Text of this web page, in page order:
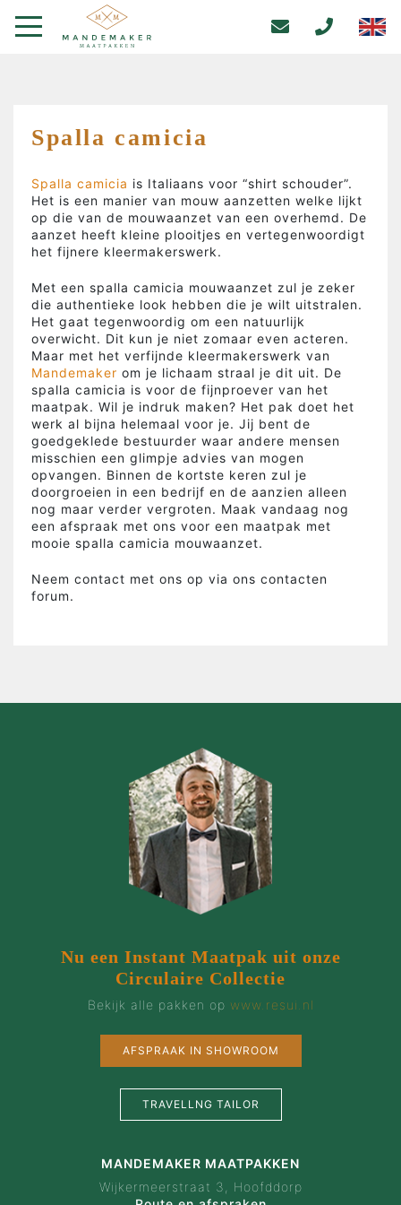
Spalla camicia
Spalla camicia is Italiaans voor “shirt schouder”.
Het is een manier van mouw aanzetten welke lijkt
op die van de mouwaanzet van een overhemd. De
aanzet heeft kleine plooitjes en vertegenwoordigt
het fijnere kleermakerswerk.
Met een spalla camicia mouwaanzet zul je zeker
die authentieke look hebben die je wilt uitstralen.
Het gaat tegenwoordig om een natuurlijk
overwicht. Dit kun je niet zomaar even acteren.
Maar met het verfijnde kleermakerswerk van
Mandemaker om je lichaam straal je dit uit. De
spalla camicia is voor de fijnproever van het
maatpak. Wil je indruk maken? Het pak doet het
werk al bijna helemaal voor je. Jij bent de
goedgeklede bestuurder waar andere mensen
misschien een glimpje advies van mogen
opvangen. Binnen de kortste keren zul je
doorgroeien in een bedrijf en de aanzien alleen
nog maar verder vergroten. Maak vandaag nog
een afspraak met ons voor een maatpak met
mooie spalla camicia mouwaanzet.
Neem contact met ons op via ons contacten
forum.
Nu een Instant Maatpak uit onze
Circulaire Collectie
Bekijk alle pakken op www.resui.nl
AFSPRAAK IN SHOWROOM
TRAVELLNG TAILOR
MANDEMAKER MAATPAKKEN
Wijkermeerstraat 3, Hoofddorp